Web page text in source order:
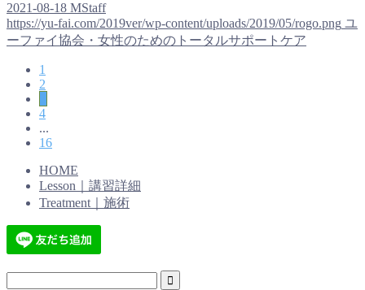
2021-08-18 MStaff
https://yu-fai.com/2019ver/wp-content/uploads/2019/05/rogo.png ユ
ーファイ協会・女性のためのトータルサポートケア
1
2
4
...
16
HOME
Lesson｜講習詳細
Treatment｜施術